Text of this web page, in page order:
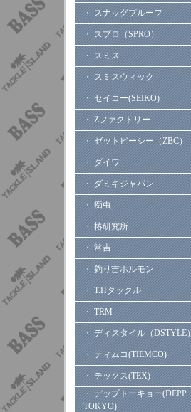
・ スナッグプルーフ
・ スプロ（SPRO）
・ スミス
・ スミスウィック
・ セイコー(SEIKO)
・ Zファクトリー
・ ゼットビーシー（ZBC）
・ ダイワ
・ ダミキジャパン
・ 痴虫
・ 椿研究所
・ 常吉
・ 釣り吉ホルモン
・ T.Hタックル
・ TRM
・ ディスタイル（DSTYLE）
・ ティムコ(TIEMCO)
・ テックス(TEX)
・ デップトーキョー(DEPP
TOKYO)